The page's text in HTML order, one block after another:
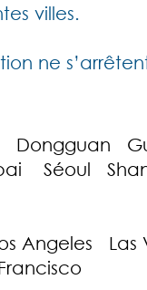
villes.
ne
Séoul
Angeles